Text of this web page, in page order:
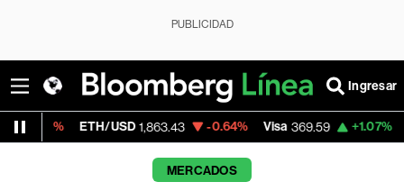
PUBLICIDAD
Ingresar
1,863.43 -0.64% Visa 369.59 +1.07% MercadoLibre
MERCADOS